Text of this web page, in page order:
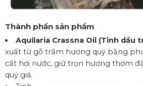
Thành phần sản phẩm
Aquilaria Crassna Oil (Tinh dầu
xuất từ gỗ trầm hương quý bằng
cất hơi nước, giữ trọn hương thơm
quý giá.